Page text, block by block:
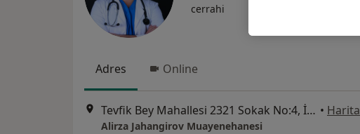
cerrahi
Adres Online
Tevfik Bey Mahallesi 2321 Sokak No:4, İstanbul • Harita
Alirza Jahangirov Muayenehanesi